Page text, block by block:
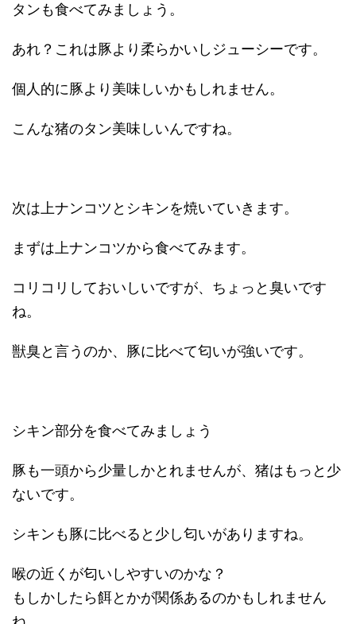
タンも食べてみましょう。
あれ？これは豚より柔らかいしジューシーです。
個人的に豚より美味しいかもしれません。
こんな猪のタン美味しいんですね。
次は上ナンコツとシキンを焼いていきます。
まずは上ナンコツから食べてみます。
コリコリしておいしいですが、ちょっと臭いです
ね。
獣臭と言うのか、豚に比べて匂いが強いです。
シキン部分を食べてみましょう
豚も一頭から少量しかとれませんが、猪はもっと少
ないです。
シキンも豚に比べると少し匂いがありますね。
喉の近くが匂いしやすいのかな？
もしかしたら餌とかが関係あるのかもしれません